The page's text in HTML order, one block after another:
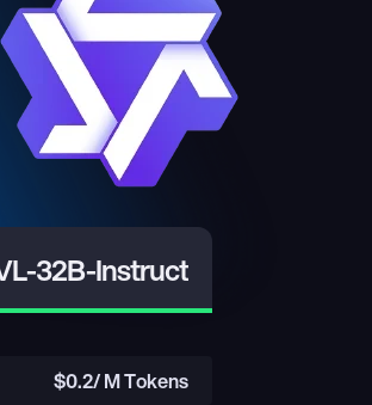
32B-Instruct
$0.2/ M Tokens